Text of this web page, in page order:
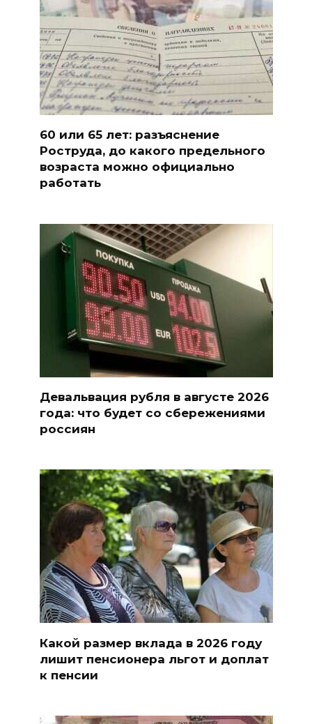
60 или 65 лет: разъяснение
Роструда, до какого предельного
возраста можно официально
работать
Девальвация рубля в августе 2026
года: что будет со сбережениями
россиян
Какой размер вклада в 2026 году
лишит пенсионера льгот и доплат
к пенсии